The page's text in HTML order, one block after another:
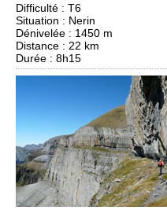
Difficulté : T6
Situation : Nerin
Dénivelée : 1450 m
Distance : 22 km
Durée : 8h15